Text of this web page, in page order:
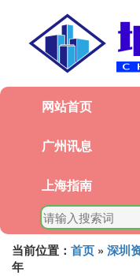
网站首页
广州讯息
上海指南
当前位置： 首页 » 深圳
年